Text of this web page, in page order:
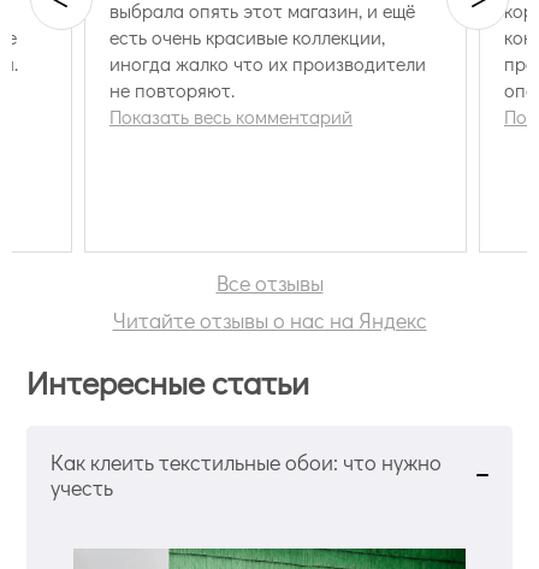
выбрала опять этот магазин, и ещё
есть очень красивые коллекции,
иногда жалко что их производители
не повторяют.
Показать весь комментарий
Все отзывы
Читайте отзывы о нас на Яндекс
Интересные статьи
Как клеить текстильные обои: что нужно
учесть